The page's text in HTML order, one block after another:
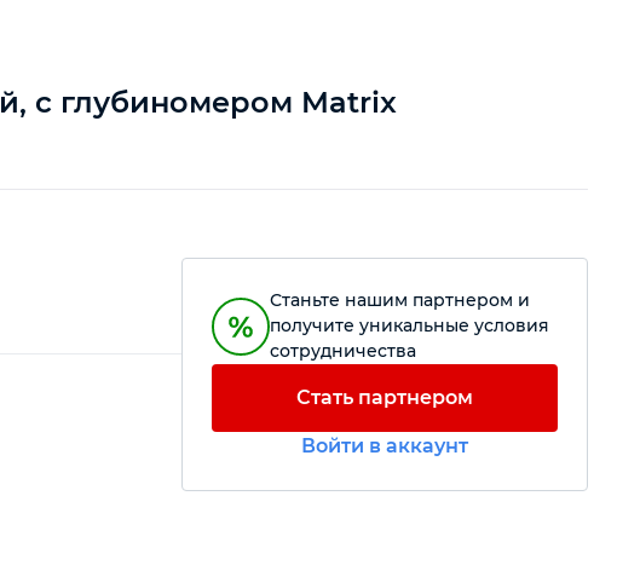
с глубиномером Matrix
Станьте нашим партнером и
получите уникальные условия
сотрудничества
Стать партнером
Войти в аккаунт